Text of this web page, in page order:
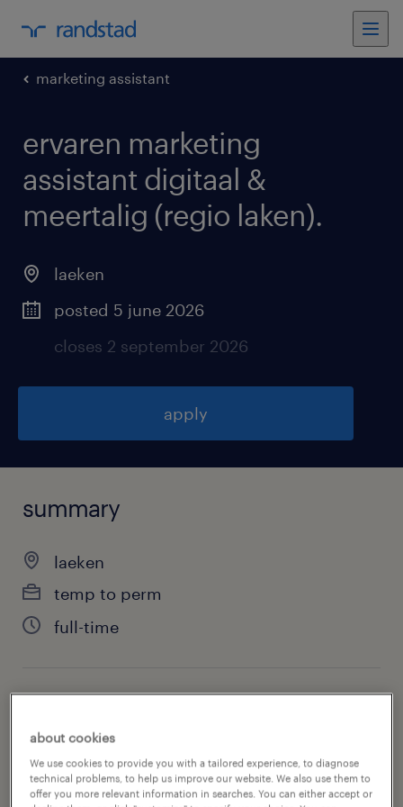
marketing assistant
ervaren marketing
assistant digitaal &
meertalig (regio laken).
laeken
posted 5 june 2026
closes 2 september 2026
apply
summary
laeken
temp to perm
full-time
sales
about cookies
We use cookies to provide you with a tailored experience, to diagnose
technical problems, to help us improve our website. We also use them to
offer you more relevant information in searches. You can either accept or